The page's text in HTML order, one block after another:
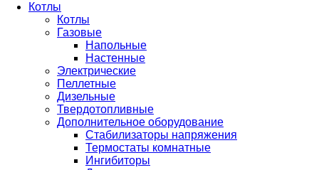
Котлы
Котлы
Газовые
Напольные
Настенные
Электрические
Пеллетные
Дизельные
Твердотопливные
Дополнительное оборудование
Стабилизаторы напряжения
Термостаты комнатные
Ингибиторы